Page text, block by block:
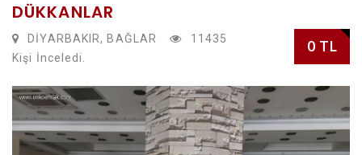
DÜKKANLAR
0 TL
DİYARBAKIR, BAĞLAR
11435
Kişi İnceledi.